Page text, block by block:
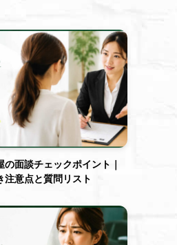
面談チェックポイント｜
注意点と質問リスト